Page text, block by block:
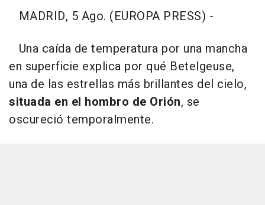
MADRID, 5 Ago. (EUROPA PRESS) -
Una caída de temperatura por una mancha
en superficie explica por qué Betelgeuse,
una de las estrellas más brillantes del cielo,
situada en el hombro de Orión, se
oscureció temporalmente.